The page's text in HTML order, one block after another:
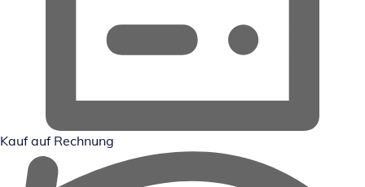
Kauf auf Rechnung